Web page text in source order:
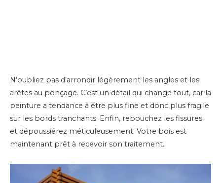
N’oubliez pas d’arrondir légèrement les angles et les
arêtes au ponçage. C’est un détail qui change tout, car la
peinture a tendance à être plus fine et donc plus fragile
sur les bords tranchants. Enfin, rebouchez les fissures
et dépoussiérez méticuleusement. Votre bois est
maintenant prêt à recevoir son traitement.